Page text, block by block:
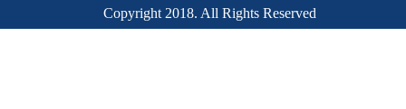
Copyright 2018. All Rights Reserved